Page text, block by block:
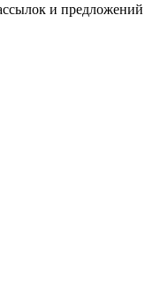
и предложений